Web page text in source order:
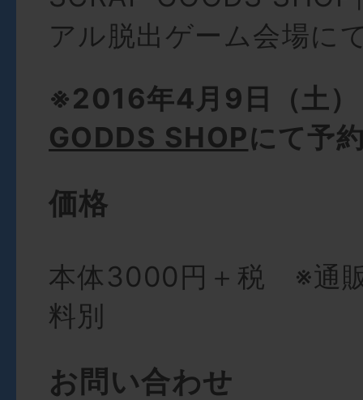
アル脱出ゲーム会場に
※2016年4月9日（土
GODDS SHOPにて予
価格
本体3000円＋税 ※通
料別
お問い合わせ